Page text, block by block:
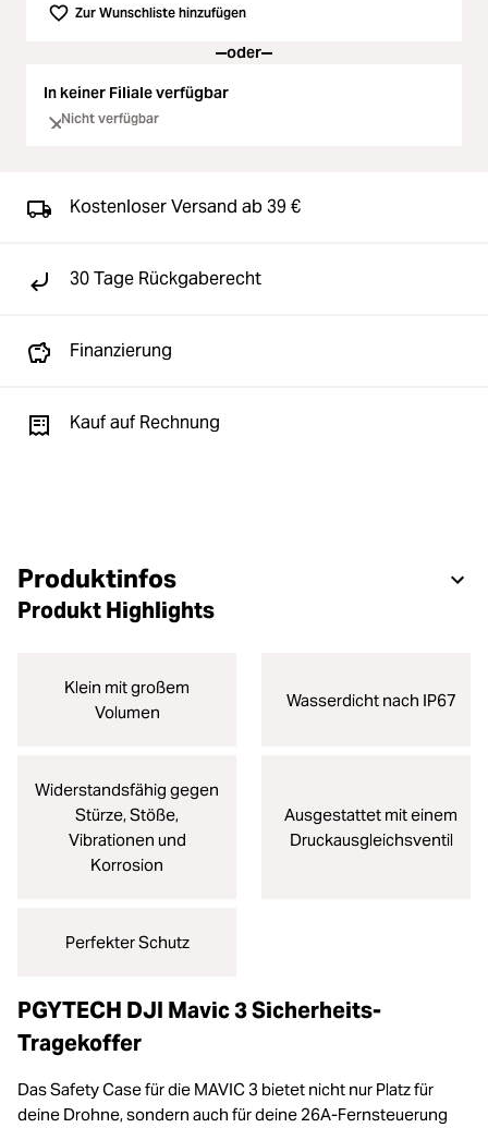
Loading...
Zur Wunschliste hinzufügen
oder
In keiner Filiale verfügbar
Nicht verfügbar
Kostenloser Versand ab 39 €
30 Tage Rückgaberecht
Finanzierung
Kauf auf Rechnung
Produktinfos
Produkt Highlights
Klein mit großem
Volumen
Wasserdicht nach IP67
Widerstandsfähig gegen
Stürze, Stöße,
Vibrationen und
Korrosion
Ausgestattet mit einem
Druckausgleichsventil
Perfekter Schutz
PGYTECH DJI Mavic 3 Sicherheits-
Tragekoffer
Das Safety Case für die MAVIC 3 bietet nicht nur Platz für
deine Drohne, sondern auch für deine 26A-Fernsteuerung